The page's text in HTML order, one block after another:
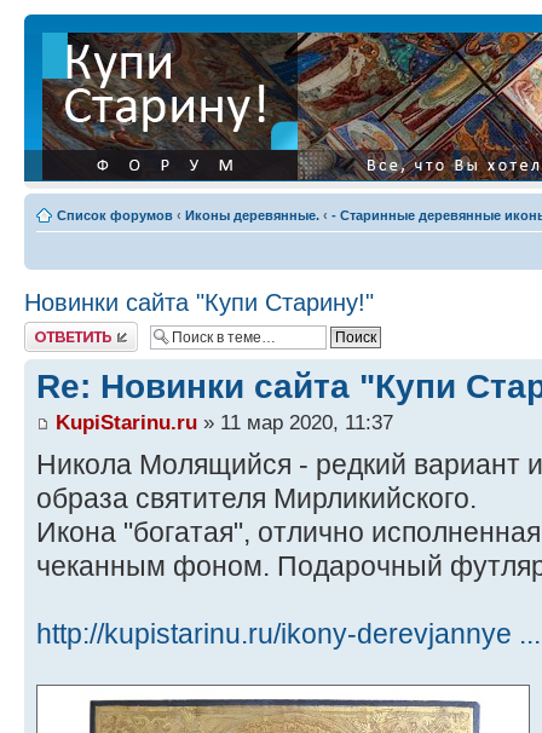
Список форумов ‹ Иконы деревянные. ‹ - Старинные деревянные
Новинки сайта "Купи Старину!"
Ответить
Re: Новинки сайта "Купи
KupiStarinu.ru » 11 мар 2020, 11:37
Никола Молящийся - редкий вариант
образа святителя Мирликийского.
Икона "богатая", отлично
чеканным фоном. Подарочный
http://kupistarinu.ru/ikony-derevjannye